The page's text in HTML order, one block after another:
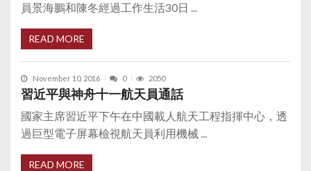
員景海鵬和陳冬經過工作生活30日 ...
READ MORE
November 10, 2016 0 2050
習近平與神舟十一航天員通話
國家主席習近平下午在中國載人航天工程指揮中心，透
過巨型電子屏幕檢視航天員利用機械 ...
READ MORE